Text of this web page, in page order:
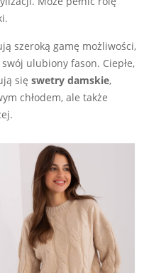
szeroką gamę możliwości,
ulubiony fason. Ciepłe,
się swetry damskie,
chłodem, ale także